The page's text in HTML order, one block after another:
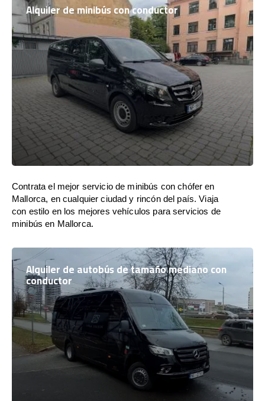
Alquiler de minibús con conductor
Contrata el mejor servicio de minibús con chófer en
Mallorca, en cualquier ciudad y rincón del país. Viaja
con estilo en los mejores vehículos para servicios de
minibús en Mallorca.
Alquiler de autobús de tamaño mediano con
conductor